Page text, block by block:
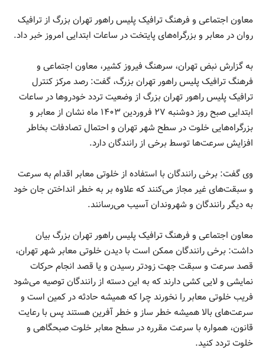
معاون اجتماعی و فرهنگ ترافیک پلیس راهور تهران بزرگ از ترافیک
روان در معابر و بزرگراه‌های پایتخت در ساعات ابتدایی امروز خبر داد.
به گزارش نبض تهران، سرهنگ فیروز کشیر، معاون اجتماعی و
فرهنگ ترافیک پلیس راهور تهران بزرگ، گفت: رصد مرکز کنترل
ترافیک پلیس راهور تهران بزرگ از وضعیت تردد خودروها در ساعات
ابتدایی صبح روز دوشنبه ۲۷ فروردین ۱۴۰۳ ماه نشان از معابر و
بزرگراه‌هایی خلوت در سطح شهر تهران و احتمال تصادفات بخاطر
افزایش سرعت‌ها توسط برخی از رانندگان دارد.
وی گفت: برخی رانندگان با استفاده از خلوتی معابر اقدام به سرعت
و سبقت‌های غیر مجاز می‌کنند که علاوه بر به خطر انداختن جان خود
به دیگر رانندگان و شهروندان آسیب می‌رسانند.
معاون اجتماعی و فرهنگ ترافیک پلیس راهور تهران بزرگ بیان
داشت: برخی رانندگان ممکن است با دیدن خلوتی معابر شهر تهران،
قصد سرعت و سبقت جهت زودتر رسیدن و یا قصد انجام حرکات
نمایشی و لایی کشی دارند که به این دسته از رانندگان توصیه می‌شود
فریب خلوتی معابر را نخورند چرا که همیشه حادثه در کمین است و
سرعت‌های بالا همیشه خطر ساز و خطر آفرین هستند پس با رعایت
قانون، همواره با سرعت مقرره در سطح معابر خلوت صبحگاهی و
خلوت تردد کنید.